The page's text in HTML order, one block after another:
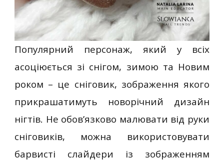
Популярний персонаж, який у всіх
асоціюється зі снігом, зимою та Новим
роком – це сніговик, зображення якого
прикрашатимуть новорічний дизайн
нігтів. Не обов’язково малювати від руки
сніговиків, можна використовувати
барвисті слайдери із зображенням